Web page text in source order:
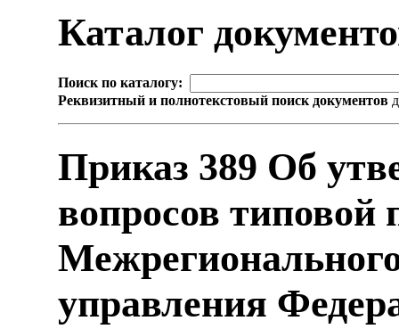
Каталог
Поиск по каталогу:
Реквизитный и полнотекстовый поиск документов
Приказ 389 Об
вопросов
управления